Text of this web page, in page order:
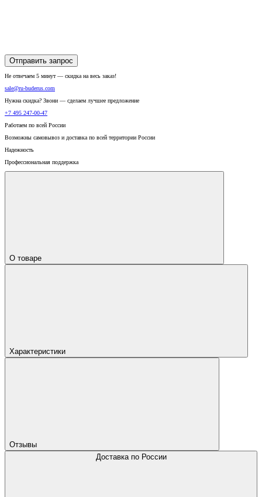
Отправить запрос
Не отвечаем 5 минут — скидка на весь заказ!
sale@ru-buderus.com
Нужна скидка? Звони — сделаем лучшее предложение
+7 495 247-00-47
Работаем по всей России
Возможны самовывоз и доставка по всей территории России
Надежность
Профессиональная поддержка
О товаре
Характеристики
Отзывы
Доставка по России